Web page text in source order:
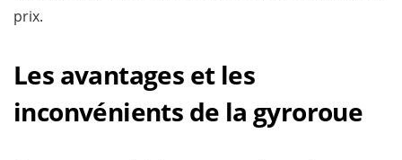
prix.
Les avantages et les
inconvénients de la gyroroue